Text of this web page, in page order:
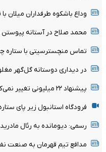
وداع باشکوه طرفداران میلان با
محمد صلاح در آستانه پیوستن
تماس منچسترسیتی با ستاره
در دیداری دوستانه گل‌گهر
پیشنهاد ۲۲ میلیونی تغییر نمی‌کند
فرودگاه استانبول زیر پای
رسمی: دیومانده به رئال
مدافع تیم قهرمان به صنعت